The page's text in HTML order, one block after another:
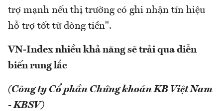
trợ mạnh nếu thị trường có ghi nhận tín hiệu
hỗ trợ tốt từ dòng tiền".
VN-Index nhiều khả năng sẽ trải qua diễn
biến rung lắc
(Công ty Cổ phần Chứng khoán KB Việt Nam
- KBSV)